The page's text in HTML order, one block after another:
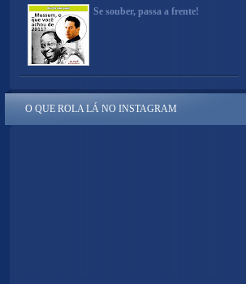
Se souber, passa a frente!
O QUE ROLA LÁ NO INSTAGRAM